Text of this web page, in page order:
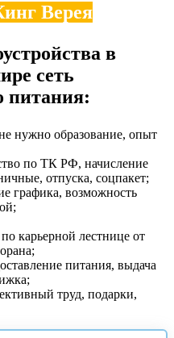
Верея
в
сеть
питания:
нужно образование, опыт
по ТК РФ, начисление
отпуска, соцпакет;
графика, возможность
карьерной лестнице от
питания, выдача
труд, подарки,